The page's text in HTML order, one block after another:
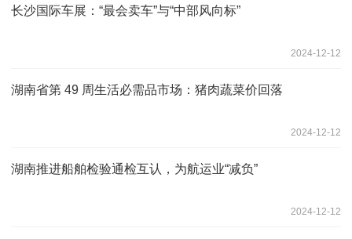
长沙国际车展：“最会卖车”与“中部风向标”
2024-12-12
湖南省第 49 周生活必需品市场：猪肉蔬菜价回落
2024-12-12
湖南推进船舶检验通检互认，为航运业“减负”
2024-12-12